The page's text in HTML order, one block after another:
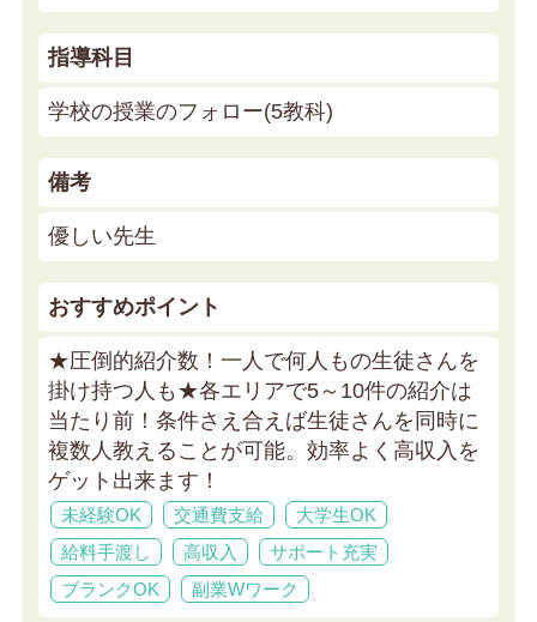
指導科目
学校の授業のフォロー(5教科)
備考
優しい先生
おすすめポイント
★圧倒的紹介数！一人で何人もの生徒さんを
掛け持つ人も★各エリアで5～10件の紹介は
当たり前！条件さえ合えば生徒さんを同時に
複数人教えることが可能。効率よく高収入を
ゲット出来ます！
未経験OK 交通費支給
大学生OK
給料手渡し
高収入
サポート充実
ブランクOK
副業Wワーク